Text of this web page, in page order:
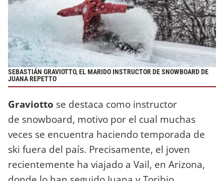
SEBASTIÁN GRAVIOTTO, EL MARIDO INSTRUCTOR DE SNOWBOARD DE
JUANA REPETTO
Graviotto se destaca como instructor
de snowboard, motivo por el cual muchas
veces se encuentra haciendo temporada de
ski fuera del país. Precisamente, el joven
recientemente ha viajado a Vail, en Arizona,